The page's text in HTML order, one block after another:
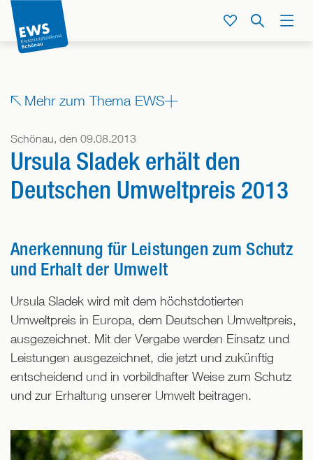
Direkt
zum
Inhalt
Menü
Suche
Service
Mehr zum Thema EWS
Zeige
dieser
Beitrag
zugeordnet
Schönau, den 09.08.2013
Ursula Sladek erhält den
Deutschen Umweltpreis 2013
Anerkennung für Leistungen zum Schutz
und Erhalt der Umwelt
Ursula Sladek wird mit dem höchstdotierten
Umweltpreis in Europa, dem Deutschen Umweltpreis,
ausgezeichnet. Mit der Vergabe werden Einsatz und
Leistungen ausgezeichnet, die jetzt und zukünftig
entscheidend und in vorbildhafter Weise zum Schutz
und zur Erhaltung unserer Umwelt beitragen.